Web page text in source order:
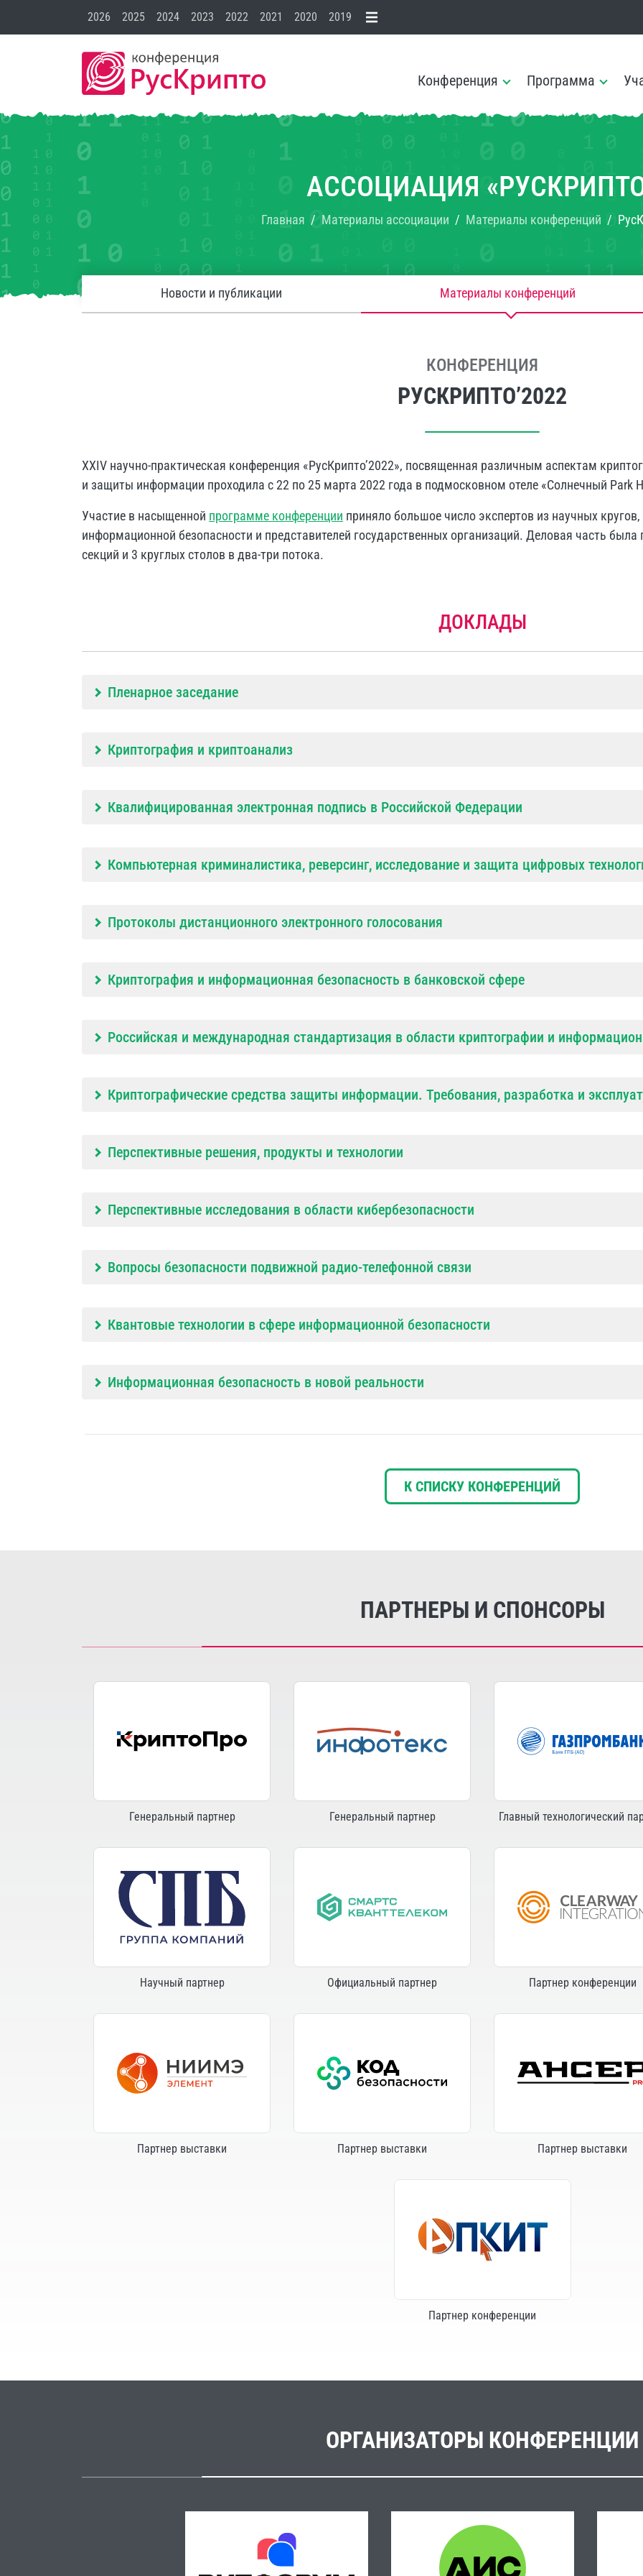
2026 2025 2024 2023 2022 2021 2020 2019
Конференция Программа
АССОЦИАЦИЯ
Главная Материалы ассоциации Материалы конференций
Новости и публикации Материалы конференций
КОНФЕРЕНЦИЯ
РУСКРИПТО’2022
XXIV научно-практическая конференция «РусКрипто’2022», посвященная различным аспектам
и защиты информации проходила с 22 по 25 марта 2022 года в подмосковном отеле «Солнечный Park
Участие в насыщенной программе конференции приняло большое число экспертов из научных
информационной безопасности и представителей государственных организаций. Деловая часть была
секций и 3 круглых столов в два-три потока.
ДОКЛАДЫ
Пленарное заседание
Криптография и криптоанализ
Квалифицированная электронная подпись в Российской Федерации
Компьютерная криминалистика, реверсинг, исследование и защита цифровых
Протоколы дистанционного электронного голосования
Криптография и информационная безопасность в банковской сфере
Российская и международная стандартизация в области криптографии и
Криптографические средства защиты информации. Требования, разработка и
Перспективные решения, продукты и технологии
Перспективные исследования в области кибербезопасности
Вопросы безопасности подвижной радио-телефонной связи
Квантовые технологии в сфере информационной безопасности
Информационная безопасность в новой реальности
К СПИСКУ КОНФЕРЕНЦИЙ
ПАРТНЕРЫ И СПОНСОРЫ
Генеральный партнер Генеральный партнер Главный технологический
Научный партнер Официальный партнер Партнер конференции
Партнер выставки Партнер выставки Партнер выставки
Партнер конференции
ОРГАНИЗАТОРЫ КОНФЕРЕНЦИИ